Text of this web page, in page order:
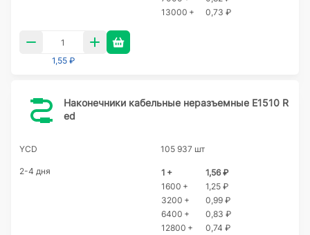
13000 +
0,73 ₽
1,55 ₽
Наконечники кабельные неразъемные E1510 R
ed
YCD 105 937 шт
2-4 дня 1 +
1,56 ₽
1600 +
1,25 ₽
3200 +
0,99 ₽
6400 +
0,83 ₽
12800 +
0,74 ₽